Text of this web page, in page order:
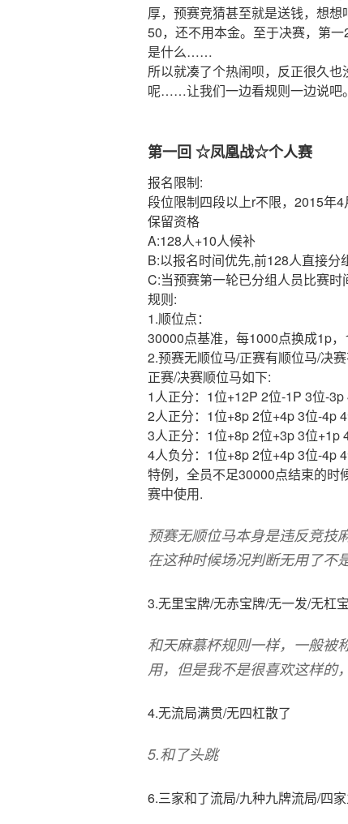
厚，预赛竞猜甚至就是送钱，想
50，还不用本金。至于决赛，第
是什么……
所以就凑了个热闹呗，反正很久
呢……让我们一边看规则一边说吧。
第一回 ☆凤凰战☆个人赛
报名限制:
段位限制四段以上r不限，2015年
保留资格
A:128人+10人候补
B:以报名时间优先,前128人直接分
C:当预赛第一轮已分组人员比赛
规则:
1.顺位点：
30000点基准，每1000点换成1p
2.预赛无顺位马/正赛有顺位马/决
正赛/决赛顺位马如下:
1人正分：1位+12P 2位-1P 3位-3p
2人正分：1位+8p 2位+4p 3位-4p
3人正分：1位+8p 2位+3p 3位+1p
4人负分：1位+8p 2位+4p 3位-4p
特例，全员不足30000点结束的时
赛中使用.
预赛无顺位马本身是违反竞技
在这种时候场况判断无用了不
3.无里宝牌/无赤宝牌/无一发/无杠
和天麻慕杯规则一样，一般被
用，但是我不是很喜欢这样的
4.无流局满贯/无四杠散了
5.和了头跳
6.三家和了流局/九种九牌流局/四家